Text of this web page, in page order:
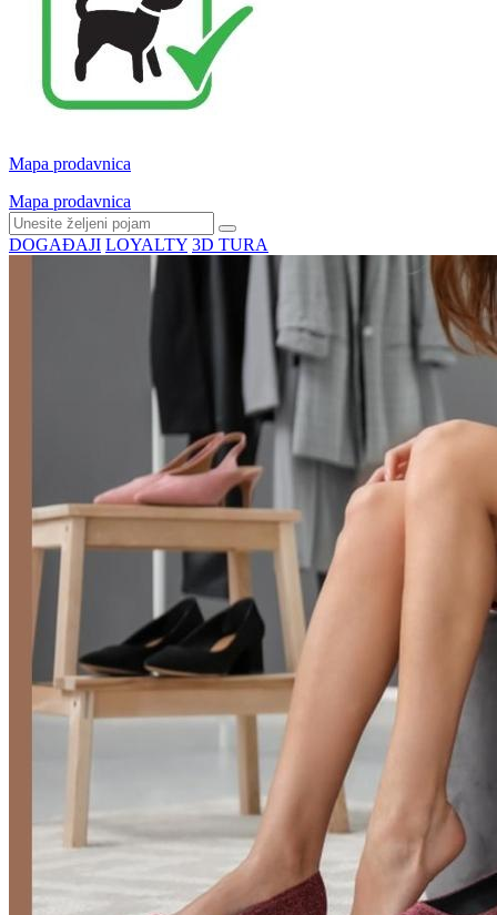
Mapa prodavnica
Mapa prodavnica
DOGAĐAJI LOYALTY 3D TURA